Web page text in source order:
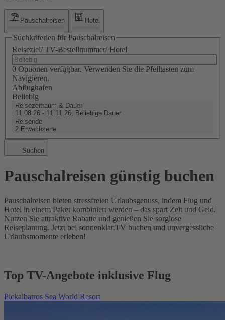
Pauschalreisen Hotel
Suchkriterien für Pauschalreisen
Reiseziel/ TV-Bestellnummer/ Hotel
0 Optionen verfügbar. Verwenden Sie die Pfeiltasten zum
Navigieren.
Abflughafen
Beliebig
Reisezeitraum & Dauer
11.08.26 - 11.11.26, Beliebige Dauer
Reisende
2 Erwachsene
Suchen
Pauschalreisen günstig buchen
Pauschalreisen bieten stressfreien Urlaubsgenuss, indem Flug und
Hotel in einem Paket kombiniert werden – das spart Zeit und Geld.
Nutzen Sie attraktive Rabatte und genießen Sie sorglose
Reiseplanung. Jetzt bei sonnenklar.TV buchen und unvergessliche
Urlaubsmomente erleben!
Top TV-Angebote inklusive Flug
Pickalbatros Sea World Resort